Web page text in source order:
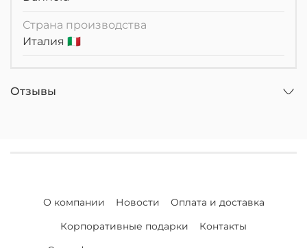
Страна производства
Италия 🇮🇹
Отзывы
О компании Новости
Оплата и доставка
Корпоративные подарки
Контакты